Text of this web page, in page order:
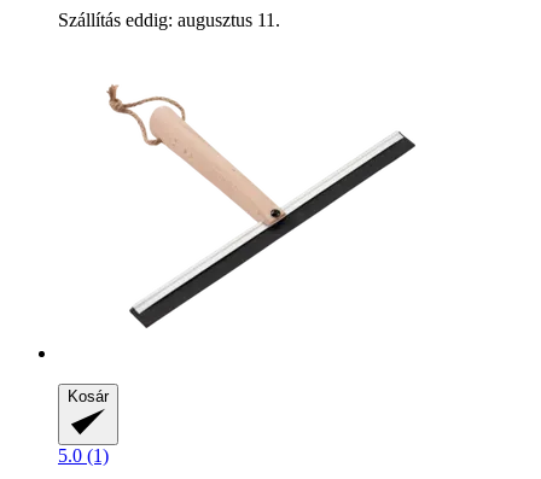
Szállítás eddig: augusztus 11.
Kosár
5.0 (1)